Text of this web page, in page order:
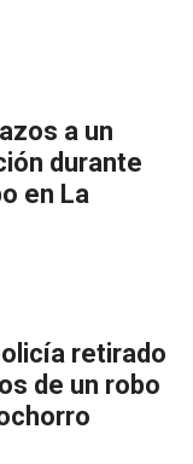
a un
durante
en La
retirado
de un robo